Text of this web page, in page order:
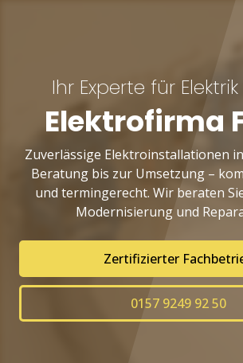
Ihr Experte für
Elektrofirma
Zuverlässige Elektroinstallationen
Beratung bis zur Umsetzung –
und termingerecht. Wir beraten
Modernisierung und
Zertifizierter
0157 9249 92 50